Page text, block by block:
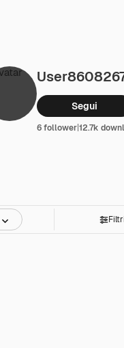
Segui
6 follower|12.7k
Filtri